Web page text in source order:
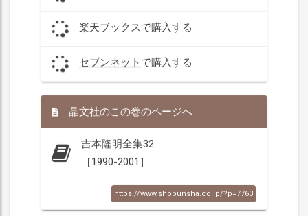
楽天ブックスで購入する
セブンネット で購入する
晶文社のこの巻のページへ
吉本隆明全集32
［1990-2001］
https://www.shobunsha.co.jp/?p=7763